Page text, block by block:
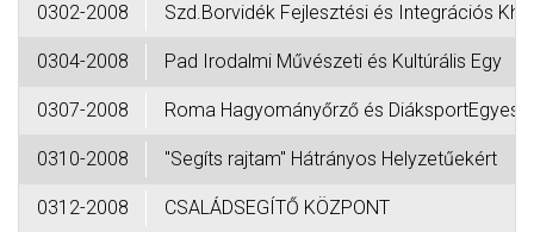
0302-2008 Szd.Borvidék Fejlesztési és Integrációs Kht.
0304-2008 Pad Irodalmi Művészeti és Kultúrális Egy
0307-2008 Roma Hagyományőrző és
0310-2008 "Segíts rajtam" Hátrányos Helyzetűekért
0312-2008 CSALÁDSEGÍTŐ KÖZPONT